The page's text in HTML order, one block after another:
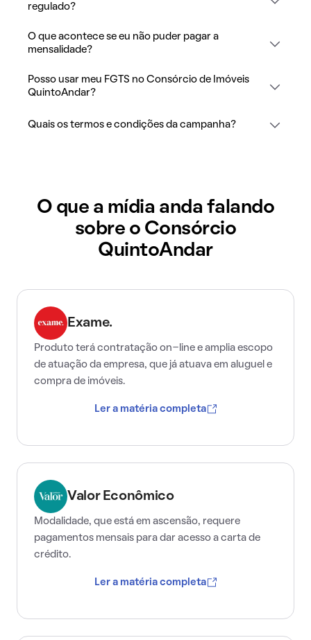
regulado?
O que acontece se eu não puder pagar a
mensalidade?
Posso usar meu FGTS no Consórcio de Imóveis
QuintoAndar?
Quais os termos e condições da campanha?
O que a mídia anda falando
sobre o Consórcio
QuintoAndar
Exame.
Produto terá contratação on-line e amplia escopo
de atuação da empresa, que já atuava em aluguel e
compra de imóveis.
Ler a matéria completa
Valor Econômico
Modalidade, que está em ascensão, requere
pagamentos mensais para dar acesso a carta de
crédito.
Ler a matéria completa